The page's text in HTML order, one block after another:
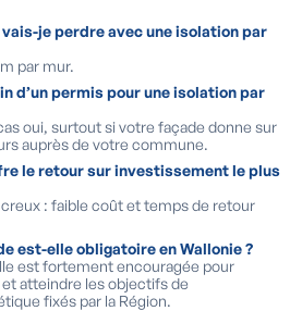
vais-je perdre avec une isolation par
par mur.
d’un permis pour une isolation par
oui, surtout si votre façade donne sur
auprès de votre commune.
le retour sur investissement le plus
creux : faible coût et temps de retour
est-elle obligatoire en Wallonie ?
est fortement encouragée pour
et atteindre les objectifs de
fixés par la Région.